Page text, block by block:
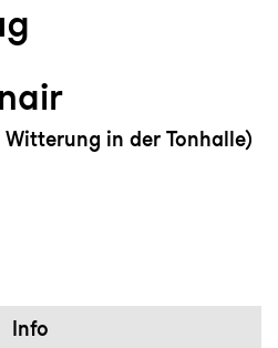
in der Tonhalle)
Info